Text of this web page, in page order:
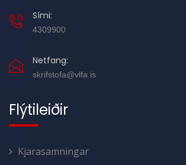
Sími:
4309900
Netfang:
skrifstofa@vlfa.is
Flýtileiðir
Kjarasamningar